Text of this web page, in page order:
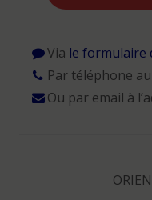
Via le formulaire
Par téléphone au
Ou par email à